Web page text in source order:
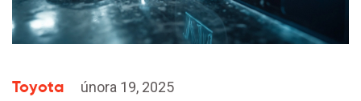
Toyota února 19, 2025